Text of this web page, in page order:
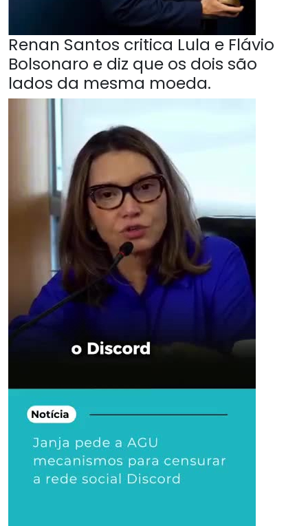
Renan Santos critica Lula e Flávio
Bolsonaro e diz que os dois são
lados da mesma moeda.